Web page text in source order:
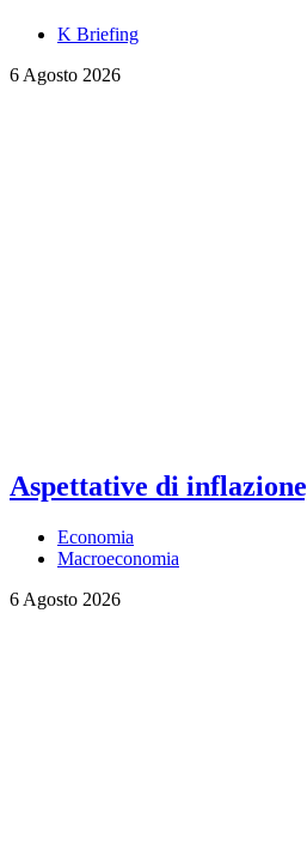
K Briefing
6 Agosto 2026
Aspettative di
Economia
Macroeconomia
6 Agosto 2026